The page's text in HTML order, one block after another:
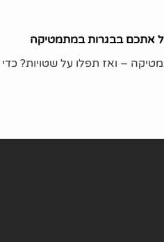
אתכם בבגרות במתמטיקה
– ואז תפלו על שטויות? כדי